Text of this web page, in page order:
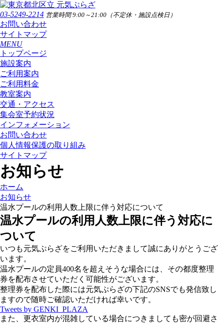
03-5249-2214 営業時間 9:00～21:00（不定休・施設点検日）
お問い合わせ
サイトマップ
MENU
トップページ
施設案内
ご利用案内
ご利用料金
教室案内
交通・アクセス
集会室予約状況
インフォメーション
お問い合わせ
個人情報保護の取り組み
サイトマップ
お知らせ
ホーム
お知らせ
温水プールの利用人数上限に伴う対応について
温水プールの利用人数上限に伴う対応に
ついて
いつも元気ぷらざをご利用いただきまして誠にありがとうござ
います。
温水プールの定員400名を超えそうな場合には、その都度整理
券を配布させていただく可能性がございます。
整理券を配布した際には元気ぷらざの下記のSNSでも発信致し
ますので随時ご確認いただければ幸いです。
Tweets by GENKI_PLAZA
また、更衣室内が混雑している場合につきましても密が回避さ